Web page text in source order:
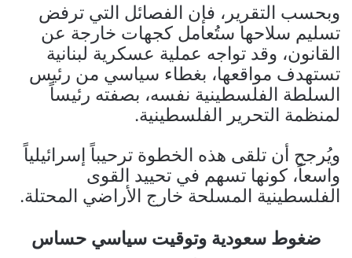
وبحسب التقرير، فإن الفصائل التي ترفض
تسليم سلاحها ستُعامل كجهات خارجة عن
القانون، وقد تواجه عملية عسكرية لبنانية
تستهدف مواقعها، بغطاء سياسي من رئيس
السلطة الفلسطينية نفسه، بصفته رئيساً
لمنظمة التحرير الفلسطينية.
ويُرجح أن تلقى هذه الخطوة ترحيباً إسرائيلياً
واسعاً، كونها تسهم في تحييد القوى
الفلسطينية المسلحة خارج الأراضي المحتلة.
ضغوط سعودية وتوقيت سياسي حساس